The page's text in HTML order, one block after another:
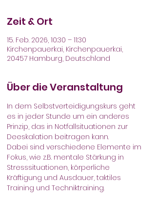
Zeit & Ort
15. Feb. 2026, 10:30 – 11:30
Kirchenpauerkai, Kirchenpauerkai,
20457 Hamburg, Deutschland
Über die Veranstaltung
In dem Selbstverteidigungskurs geht
es in jeder Stunde um ein anderes
Prinzip, das in Notfallsituationen zur
Deeskalation beitragen kann.
Dabei sind verschiedene Elemente im
Fokus, wie z.B. mentale Stärkung in
Stresssituationen, körperliche
Kräftigung und Ausdauer, taktiles
Training und Techniktraining.